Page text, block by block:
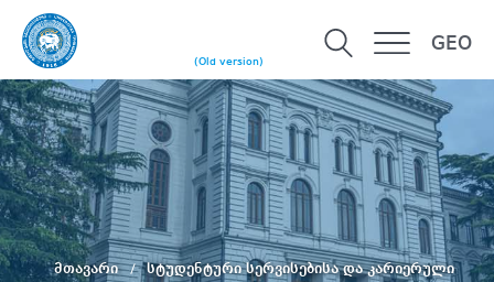
(Old version)
GEO
მთავარი
სტუდენტური სერვისებისა და კარიერული